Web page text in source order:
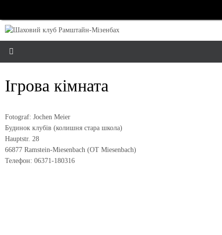
content
Ігрова кімната
Fotograf: Jochen Meier
Будинок клубів (колишня стара школа)
Hauptstr. 28
66877 Ramstein-Miesenbach (OT Miesenbach)
Телефон: 06371-180316